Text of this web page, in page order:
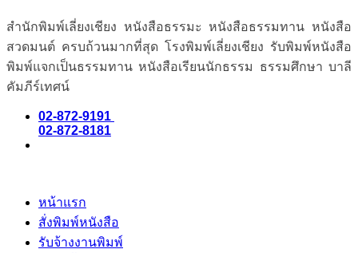
สำนักพิมพ์เลี่ยงเชียง หนังสือธรรมะ หนังสือธรรมทาน หนังสือ
สวดมนต์ ครบถ้วนมากที่สุด โรงพิมพ์เลี่ยงเชียง รับพิมพ์หนังสือ
พิมพ์แจกเป็นธรรมทาน หนังสือเรียนนักธรรม ธรรมศึกษา บาลี
คัมภีร์เทศน์
02-872-9191
02-872-8181
หน้าแรก
สั่งพิมพ์หนังสือ
รับจ้างงานพิมพ์